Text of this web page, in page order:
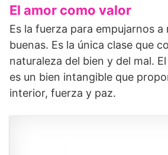
El amor como valor
Es la fuerza para empujarnos a
buenas. Es la única clase que
naturaleza del bien y del mal.
es un bien intangible que
interior, fuerza y paz.